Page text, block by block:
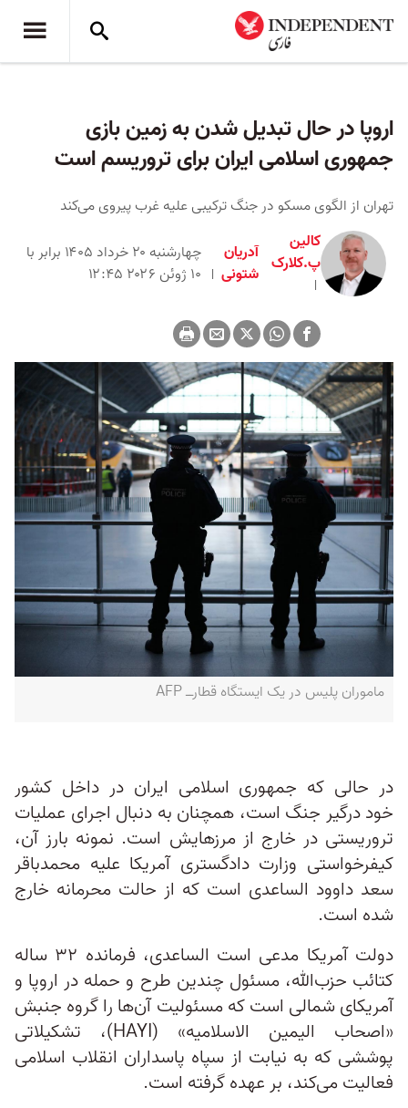
اروپا در حال تبدیل شدن به زمین بازی
جمهوری اسلامی ایران برای تروریسم است
تهران از الگوی مسکو در جنگ ترکیبی علیه غرب پیروی می‌کند
کالین
پ.کلارک آدریان
شتونی
چهارشنبه ۲۰ خرداد ۱۴۰۵ برابر با
۱۰ ژوئن ۲۰۲۶ ۱۲:۴۵
ماموران پلیس در یک ایستگاه قطارــ AFP
در حالی که جمهوری اسلامی ایران در داخل کشور
خود درگیر جنگ است، همچنان به دنبال اجرای عملیات
تروریستی در خارج از مرزهایش است. نمونه بارز آن،
کیفرخواستی وزارت دادگستری آمریکا علیه محمدباقر
سعد داوود الساعدی است که از حالت محرمانه خارج
شده است.
دولت آمریکا مدعی است الساعدی، فرمانده ۳۲ ساله
کتائب حزب‌الله، مسئول چندین طرح و حمله در اروپا و
آمریکای شمالی است که مسئولیت آن‌ها را گروه جنبش
«اصحاب الیمین الاسلامیه» (HAYI)، تشکیلاتی
پوششی که به نیابت از سپاه پاسداران انقلاب اسلامی
فعالیت می‌کند، بر عهده گرفته است.